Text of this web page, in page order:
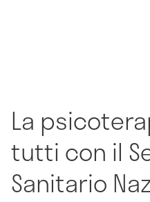
La
tutti con il
Sanitario